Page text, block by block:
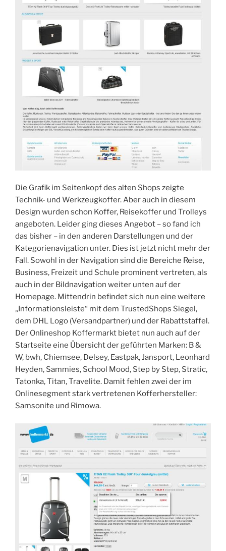
Die Grafik im Seitenkopf des alten Shops zeigte
Technik- und Werkzeugkoffer. Aber auch in diesem
Design wurden schon Koffer, Reisekoffer und Trolleys
angeboten. Leider ging dieses Angebot – so fand ich
das bisher – in den anderen Darstellungen und der
Kategorienavigation unter. Dies ist jetzt nicht mehr der
Fall. Sowohl in der Navigation sind die Bereiche Reise,
Business, Freizeit und Schule prominent vertreten, als
auch in der Bildnavigation weiter unten auf der
Homepage. Mittendrin befindet sich nun eine weitere
„Informationsleiste“ mit dem TrustedShops Siegel,
dem DHL Logo (Versandpartner) und der Rabattstaffel.
Der Onlineshop Koffermarkt bietet nun auch auf der
Startseite eine Übersicht der geführten Marken: B &
W, bwh, Chiemsee, Delsey, Eastpak, Jansport, Leonhard
Heyden, Sammies, School Mood, Step by Step, Stratic,
Tatonka, Titan, Travelite. Damit fehlen zwei der im
Onlinesegment stark vertretenen Kofferhersteller:
Samsonite und Rimowa.